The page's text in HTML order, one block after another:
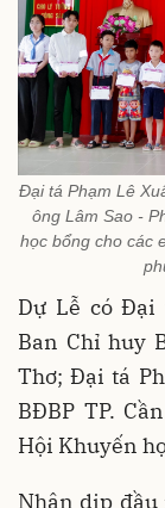
Đại tá Phạm Lê
ông Lâm Sao -
học bổng cho các
Dự Lễ có Đại
Ban Chỉ huy
Thơ; Đại tá
BĐBP TP.
Hội Khuyến
Nhân dịp đầu